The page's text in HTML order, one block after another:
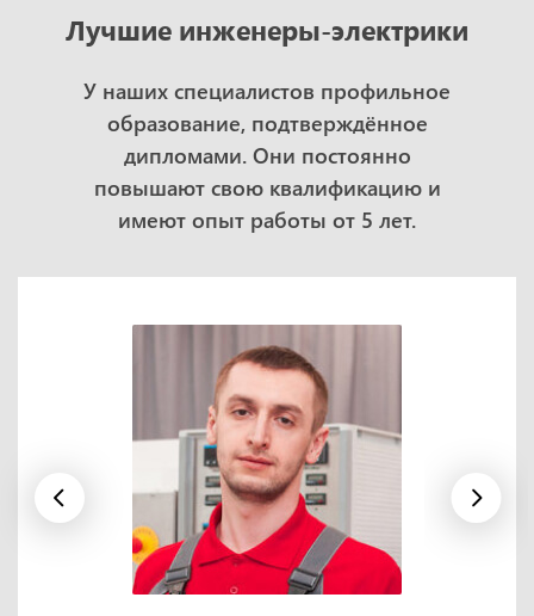
Лучшие инженеры-электрики
У наших специалистов профильное
образование, подтверждённое
дипломами. Они постоянно
повышают свою квалификацию и
имеют опыт работы от 5 лет.